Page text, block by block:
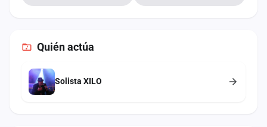
Quién actúa
Solista XILO